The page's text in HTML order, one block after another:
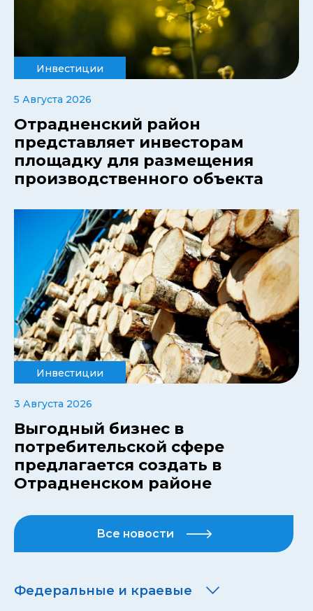
Все новости
Инвестиции
5 Августа 2026
Отрадненский район
представляет инвесторам
площадку для размещения
производственного объекта
Инвестиции
3 Августа 2026
Выгодный бизнес в
потребительской сфере
предлагается создать в
Отрадненском районе
Федеральные и краевые